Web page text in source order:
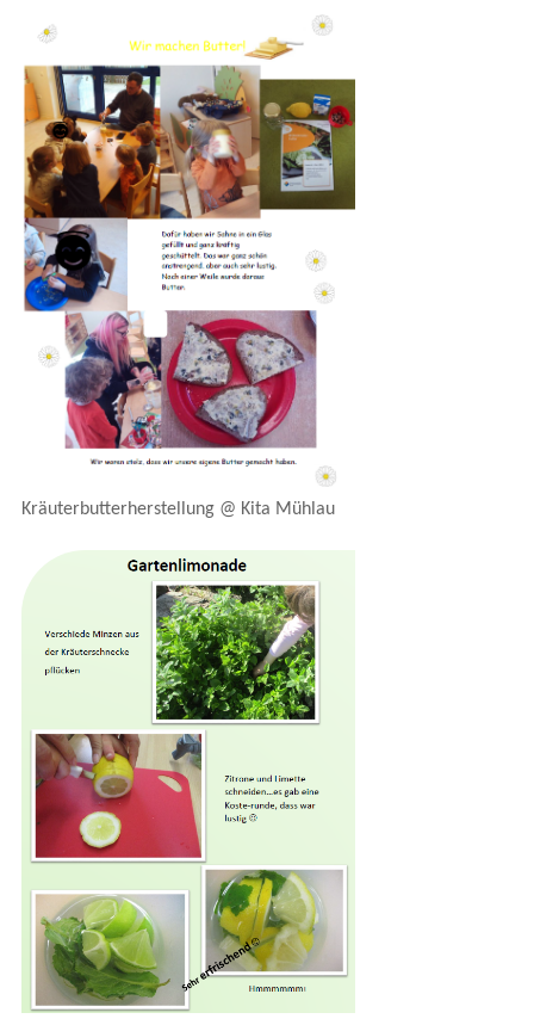
Kräuterbutterherstellung @ Kita Mühlau